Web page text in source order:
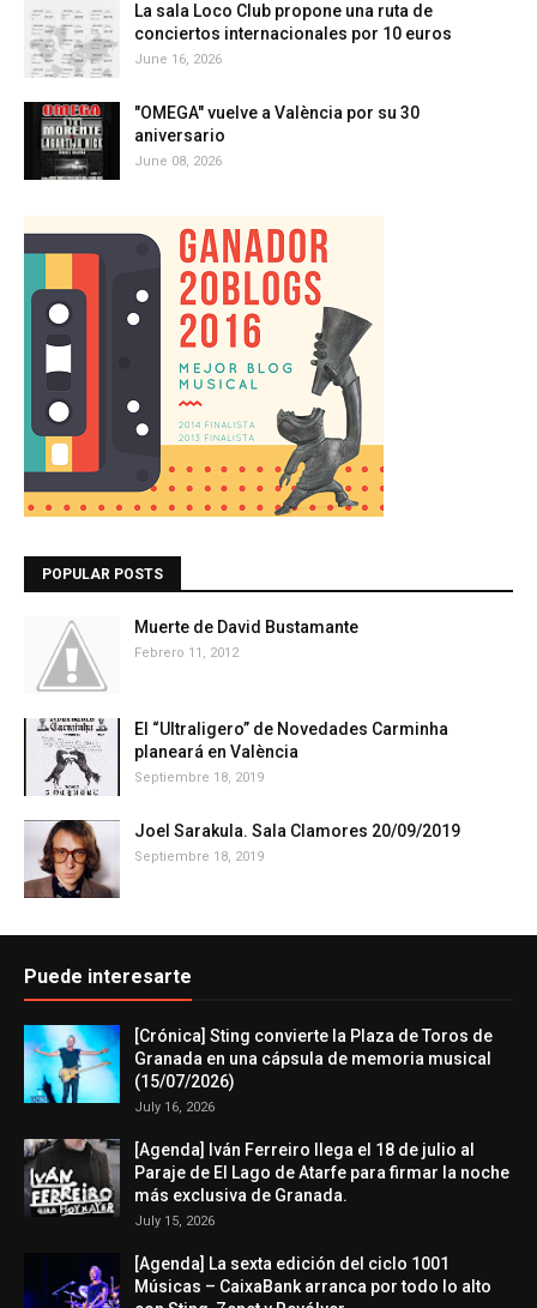
La sala Loco Club propone una ruta de
conciertos internacionales por 10 euros
June 16, 2026
"OMEGA" vuelve a València por su 30
aniversario
June 08, 2026
POPULAR POSTS
Muerte de David Bustamante
Febrero 11, 2012
El “Ultraligero” de Novedades Carminha
planeará en València
Septiembre 18, 2019
Joel Sarakula. Sala Clamores 20/09/2019
Septiembre 18, 2019
Puede interesarte
[Crónica] Sting convierte la Plaza de Toros de
Granada en una cápsula de memoria musical
(15/07/2026)
July 16, 2026
[Agenda] Iván Ferreiro llega el 18 de julio al
Paraje de El Lago de Atarfe para firmar la noche
más exclusiva de Granada.
July 15, 2026
[Agenda] La sexta edición del ciclo 1001
Músicas – CaixaBank arranca por todo lo alto